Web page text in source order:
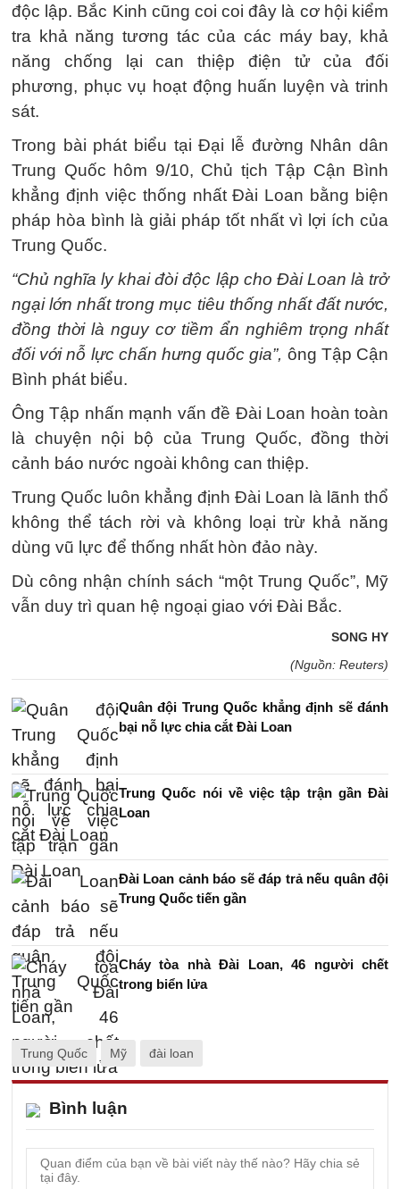
độc lập. Bắc Kinh cũng coi coi đây là cơ hội kiểm
tra khả năng tương tác của các máy bay, khả
năng chống lại can thiệp điện tử của đối
phương, phục vụ hoạt động huấn luyện và trinh
sát.
Trong bài phát biểu tại Đại lễ đường Nhân dân
Trung Quốc hôm 9/10, Chủ tịch Tập Cận Bình
khẳng định việc thống nhất Đài Loan bằng biện
pháp hòa bình là giải pháp tốt nhất vì lợi ích của
Trung Quốc.
“Chủ nghĩa ly khai đòi độc lập cho Đài Loan là trở
ngại lớn nhất trong mục tiêu thống nhất đất nước,
đồng thời là nguy cơ tiềm ẩn nghiêm trọng nhất
đối với nỗ lực chấn hưng quốc gia”, ông Tập Cận
Bình phát biểu.
Ông Tập nhấn mạnh vấn đề Đài Loan hoàn toàn
là chuyện nội bộ của Trung Quốc, đồng thời
cảnh báo nước ngoài không can thiệp.
Trung Quốc luôn khẳng định Đài Loan là lãnh thổ
không thể tách rời và không loại trừ khả năng
dùng vũ lực để thống nhất hòn đảo này.
Dù công nhận chính sách “một Trung Quốc”, Mỹ
vẫn duy trì quan hệ ngoại giao với Đài Bắc.
SONG HY
(Nguồn: Reuters)
Quân đội Trung Quốc khẳng định sẽ đánh
bại nỗ lực chia cắt Đài Loan
Trung Quốc nói về việc tập trận gần Đài
Loan
Đài Loan cảnh báo sẽ đáp trả nếu quân đội
Trung Quốc tiến gần
Cháy tòa nhà Đài Loan, 46 người chết
trong biển lửa
Trung Quốc Mỹ đài loan
Bình luận